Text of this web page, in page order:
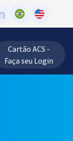
Cartão ACS -
Faça seu Login